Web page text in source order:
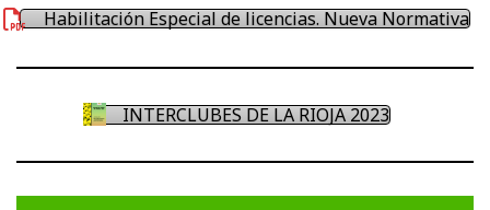
Habilitación Especial de licencias. Nueva Normativa
INTERCLUBES DE LA RIOJA 2023